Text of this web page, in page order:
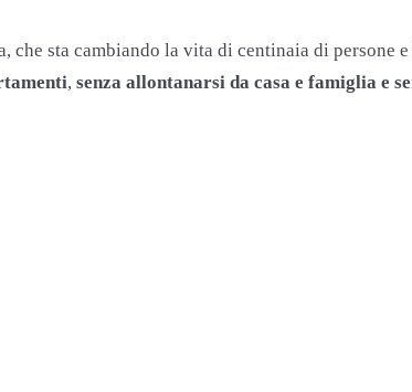
che sta cambiando la vita di centinaia di persone
, senza allontanarsi da casa e famiglia e